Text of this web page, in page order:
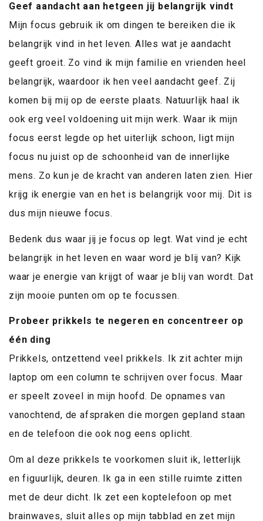
Geef aandacht aan hetgeen jij belangrijk vindt
Mijn focus gebruik ik om dingen te bereiken die ik
belangrijk vind in het leven. Alles wat je aandacht
geeft groeit. Zo vind ik mijn familie en vrienden heel
belangrijk, waardoor ik hen veel aandacht geef. Zij
komen bij mij op de eerste plaats. Natuurlijk haal ik
ook erg veel voldoening uit mijn werk. Waar ik mijn
focus eerst legde op het uiterlijk schoon, ligt mijn
focus nu juist op de schoonheid van de innerlijke
mens. Zo kun je de kracht van anderen laten zien. Hier
krijg ik energie van en het is belangrijk voor mij. Dit is
dus mijn nieuwe focus.
Bedenk dus waar jij je focus op legt. Wat vind je echt
belangrijk in het leven en waar word je blij van? Kijk
waar je energie van krijgt of waar je blij van wordt. Dat
zijn mooie punten om op te focussen.
Probeer prikkels te negeren en concentreer op
één ding
Prikkels, ontzettend veel prikkels. Ik zit achter mijn
laptop om een column te schrijven over focus. Maar
er speelt zoveel in mijn hoofd. De opnames van
vanochtend, de afspraken die morgen gepland staan
en de telefoon die ook nog eens oplicht.
Om al deze prikkels te voorkomen sluit ik, letterlijk
en figuurlijk, deuren. Ik ga in een stille ruimte zitten
met de deur dicht. Ik zet een koptelefoon op met
brainwaves, sluit alles op mijn tabblad en zet mijn